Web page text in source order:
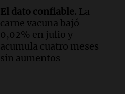
El dato confiable. La
carne vacuna bajó
0,02% en julio y
acumula cuatro meses
sin aumentos